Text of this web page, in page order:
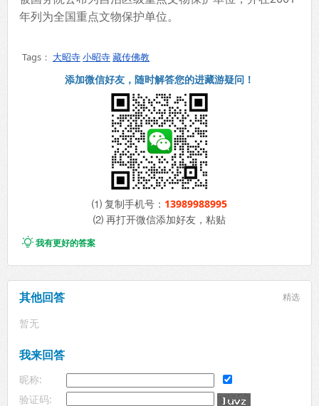
年列为全国重点文物保护单位。
Tags： 大昭寺小昭寺藏传佛教
添加微信好友，随时解答您的进藏游疑问！
⑴ 复制手机号： 13989988995
⑵ 再打开微信添加好友，粘贴
我有更好的答案
其他回答 精选
暂无
我来回答
昵称:
验证码: